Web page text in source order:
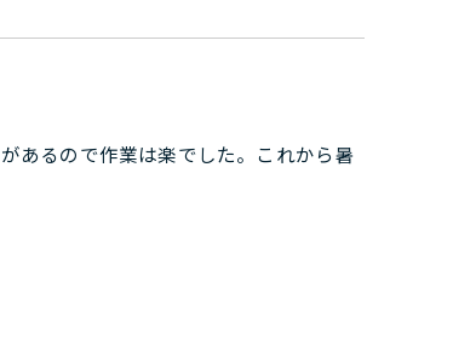
あるので作業は楽でした。これから暑